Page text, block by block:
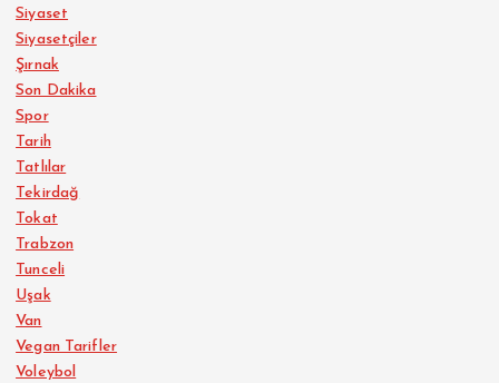
Siyaset
Siyasetçiler
Şırnak
Son Dakika
Spor
Tarih
Tatlılar
Tekirdağ
Tokat
Trabzon
Tunceli
Uşak
Van
Vegan Tarifler
Voleybol